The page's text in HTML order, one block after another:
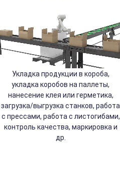
Укладка продукции в короба,
укладка коробов на паллеты,
нанесение клея или герметика,
загрузка/выгрузка станков, работа
с прессами, работа с листогибами,
контроль качества, маркировка и
др.